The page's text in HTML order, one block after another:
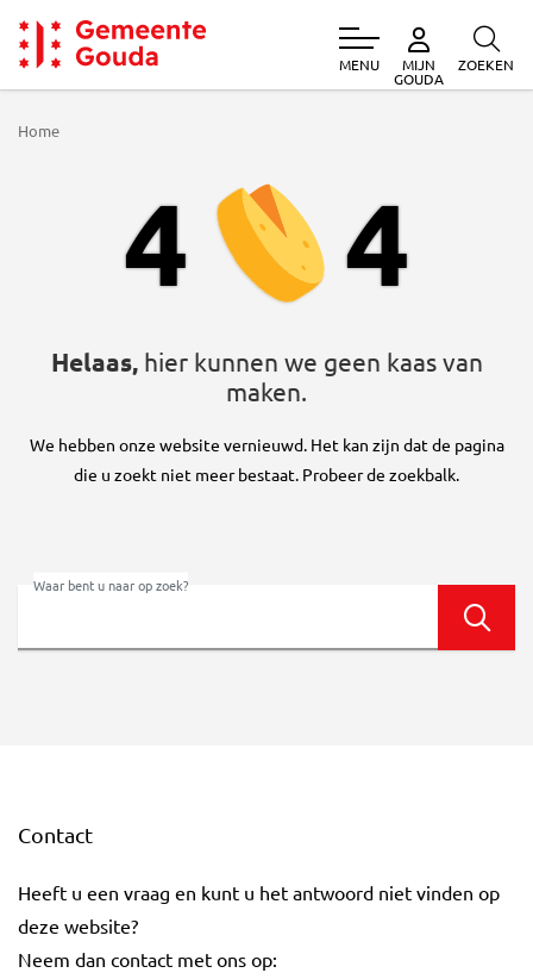
Gemeente Gouda
MENU MIJN
GOUDA
ZOEKEN
Home
4 4
Helaas,hier kunnen we geen kaas van
maken.
We hebben onze website vernieuwd. Het kan zijn dat de pagina
die u zoekt niet meer bestaat. Probeer de zoekbalk.
Waar bent u naar op zoek?
Contact
Heeft u een vraag en kunt u het antwoord niet vinden op
deze website?
Neem dan contact met ons op: